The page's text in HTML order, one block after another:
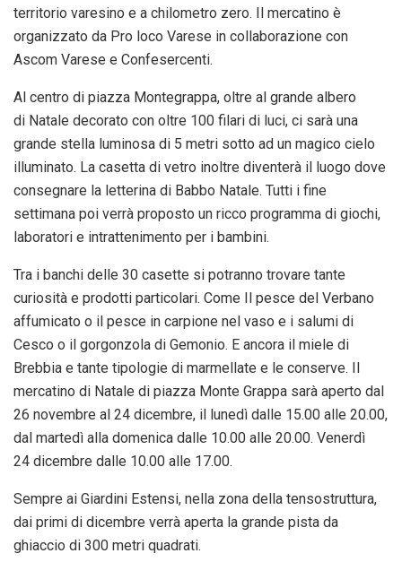
territorio varesino e a chilometro zero. Il mercatino è
organizzato da Pro loco Varese in collaborazione con
Ascom Varese e Confesercenti.
Al centro di piazza Montegrappa, oltre al grande albero
di Natale decorato con oltre 100 filari di luci, ci sarà una
grande stella luminosa di 5 metri sotto ad un magico cielo
illuminato. La casetta di vetro inoltre diventerà il luogo dove
consegnare la letterina di Babbo Natale. Tutti i fine
settimana poi verrà proposto un ricco programma di giochi,
laboratori e intrattenimento per i bambini.
Tra i banchi delle 30 casette si potranno trovare tante
curiosità e prodotti particolari. Come Il pesce del Verbano
affumicato o il pesce in carpione nel vaso e i salumi di
Cesco o il gorgonzola di Gemonio. E ancora il miele di
Brebbia e tante tipologie di marmellate e le conserve. Il
mercatino di Natale di piazza Monte Grappa sarà aperto dal
26 novembre al 24 dicembre, il lunedì dalle 15.00 alle 20.00,
dal martedì alla domenica dalle 10.00 alle 20.00. Venerdì
24 dicembre dalle 10.00 alle 17.00.
Sempre ai Giardini Estensi, nella zona della tensostruttura,
dai primi di dicembre verrà aperta la grande pista da
ghiaccio di 300 metri quadrati.